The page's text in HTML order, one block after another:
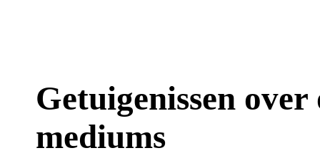
Getuigenissen
mediums